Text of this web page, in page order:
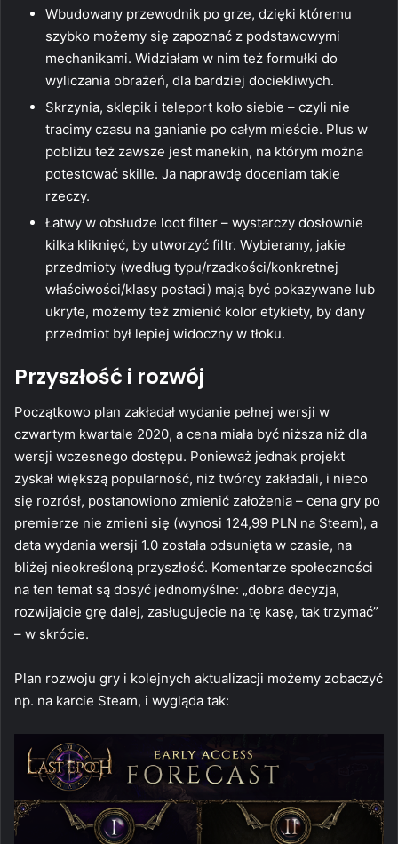
Wbudowany przewodnik po grze, dzięki któremu
szybko możemy się zapoznać z podstawowymi
mechanikami. Widziałam w nim też formułki do
wyliczania obrażeń, dla bardziej dociekliwych.
Skrzynia, sklepik i teleport koło siebie – czyli nie
tracimy czasu na ganianie po całym mieście. Plus w
pobliżu też zawsze jest manekin, na którym można
potestować skille. Ja naprawdę doceniam takie
rzeczy.
Łatwy w obsłudze loot filter – wystarczy dosłownie
kilka kliknięć, by utworzyć filtr. Wybieramy, jakie
przedmioty (według typu/rzadkości/konkretnej
właściwości/klasy postaci) mają być pokazywane lub
ukryte, możemy też zmienić kolor etykiety, by dany
przedmiot był lepiej widoczny w tłoku.
Przyszłość i rozwój
Początkowo plan zakładał wydanie pełnej wersji w
czwartym kwartale 2020, a cena miała być niższa niż dla
wersji wczesnego dostępu. Ponieważ jednak projekt
zyskał większą popularność, niż twórcy zakładali, i nieco
się rozrósł, postanowiono zmienić założenia – cena gry po
premierze nie zmieni się (wynosi 124,99 PLN na Steam), a
data wydania wersji 1.0 została odsunięta w czasie, na
bliżej nieokreśloną przyszłość. Komentarze społeczności
na ten temat są dosyć jednomyślne: „dobra decyzja,
rozwijajcie grę dalej, zasługujecie na tę kasę, tak trzymać”
– w skrócie.
Plan rozwoju gry i kolejnych aktualizacji możemy zobaczyć
np. na karcie Steam, i wygląda tak: